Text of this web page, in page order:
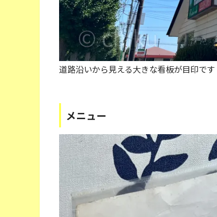
道路沿いから見える大きな看板が目印で
メニュー